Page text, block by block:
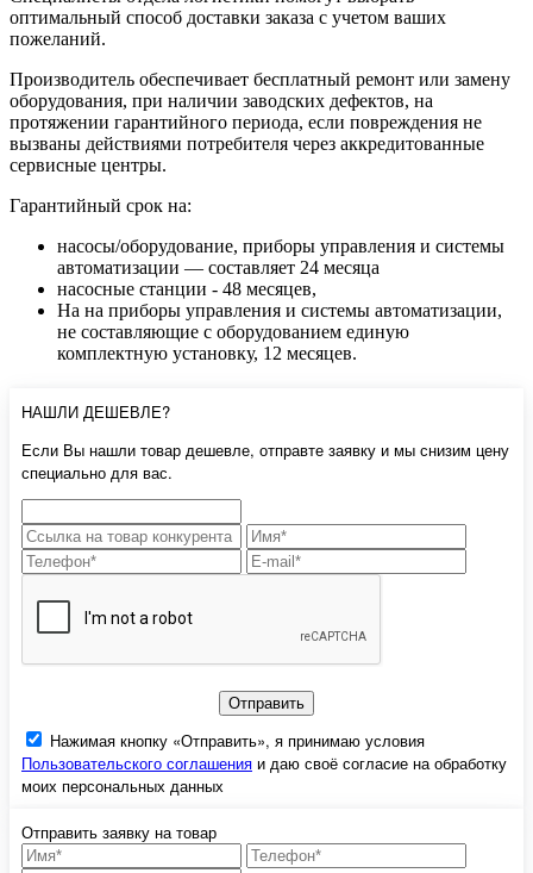
оптимальный способ доставки заказа с учетом ваших
пожеланий.
Производитель обеспечивает бесплатный ремонт или замену
оборудования, при наличии заводских дефектов, на
протяжении гарантийного периода, если повреждения не
вызваны действиями потребителя через аккредитованные
сервисные центры.
Гарантийный срок на:
насосы/оборудование, приборы управления и системы
автоматизации — составляет 24 месяца
насосные станции - 48 месяцев,
На на приборы управления и системы автоматизации,
не составляющие с оборудованием единую
комплектную установку, 12 месяцев.
НАШЛИ ДЕШЕВЛЕ?
Если Вы нашли товар дешевле, отправте заявку и мы снизим цену
специально для вас.
Отправить
Нажимая кнопку «Отправить», я принимаю условия
Пользовательского соглашения и даю своё согласие на обработку
моих персональных данных
Отправить заявку на товар